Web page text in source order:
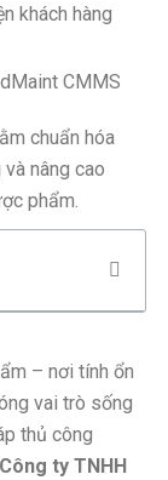
khách hàng
chuẩn hóa
nâng cao
phẩm.
– nơi tính ổn
vai trò sống
thủ công
Công ty TNHH